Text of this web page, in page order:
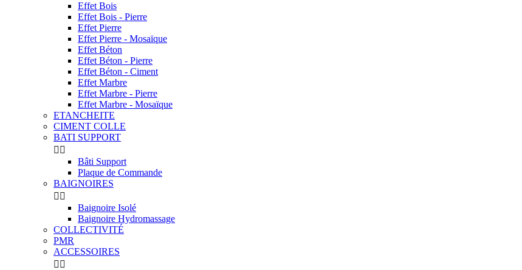
Effet Bois
Effet Bois - Pierre
Effet Pierre
Effet Pierre - Mosaïque
Effet Béton
Effet Béton - Pierre
Effet Béton - Ciment
Effet Marbre
Effet Marbre - Pierre
Effet Marbre - Mosaïque
ETANCHEITE
CIMENT COLLE
BATI SUPPORT
 
Bâti Support
Plaque de Commande
BAIGNOIRES
 
Baignoire Isolé
Baignoire Hydromassage
COLLECTIVITÉ
PMR
ACCESSOIRES
 